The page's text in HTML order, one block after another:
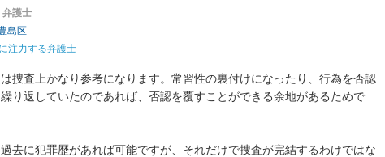
弁護士
島区
注力する弁護士
捜査上かなり参考になります。常習性の裏付けになったり、行為を否認
り返していたのであれば、否認を覆すことができる余地があるためで
去に犯罪歴があれば可能ですが、それだけで捜査が完結するわけではな